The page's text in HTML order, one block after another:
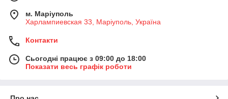
м. Маріуполь
Харлампиевская 33, Маріуполь, Україна
Контакти
Сьогодні працює з 09:00 до 18:00
Показати весь графік роботи